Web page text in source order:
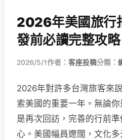
2026年美國旅行
發前必讀完整攻略
2026/5/1作者： 客座投稿分類：
2026年對許多台灣旅客來
索美國的重要一年。無論
是再次回訪，完善的行前
心。美國幅員遼闊，文化